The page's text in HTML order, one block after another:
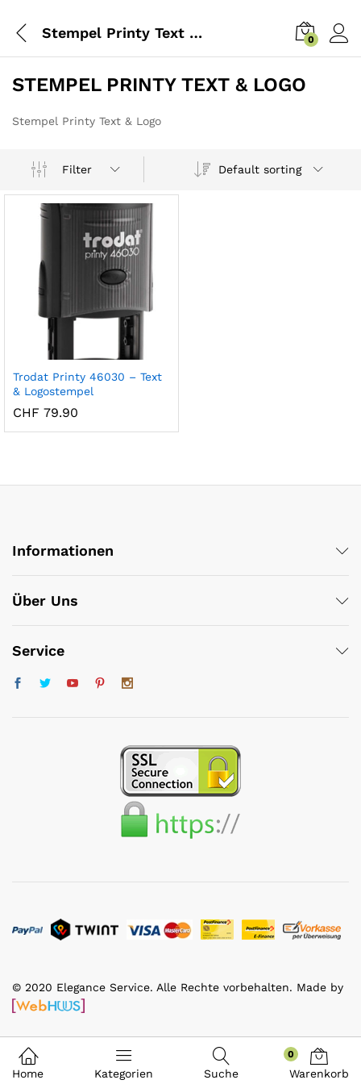
Stempel Printy Text & Logo 0
STEMPEL PRINTY TEXT & LOGO
Stempel Printy Text & Logo
Filter Default sorting
Trodat Printy 46030 – Text
& Logostempel
CHF 79.90
Informationen
Über Uns
Service
© 2020 Elegance Service. Alle Rechte vorbehalten. Made by
Home Kategorien Suche
0
Warenkorb